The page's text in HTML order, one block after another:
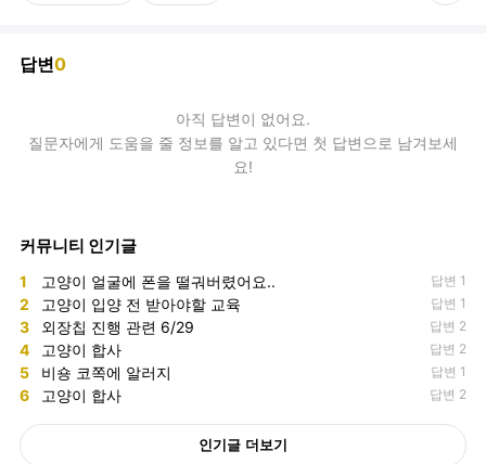
답변0
아직 답변이 없어요.
질문자에게 도움을 줄 정보를 알고 있다면 첫 답변으로 남겨보세
요!
커뮤니티 인기글
1 고양이 얼굴에 폰을 떨궈버렸어요.. 답변 1
2 고양이 입양 전 받아야할 교육 답변 1
3 외장칩 진행 관련 6/29 답변 2
4 고양이 합사 답변 2
5 비숑 코쪽에 알러지 답변 1
6 고양이 합사 답변 2
인기글 더보기